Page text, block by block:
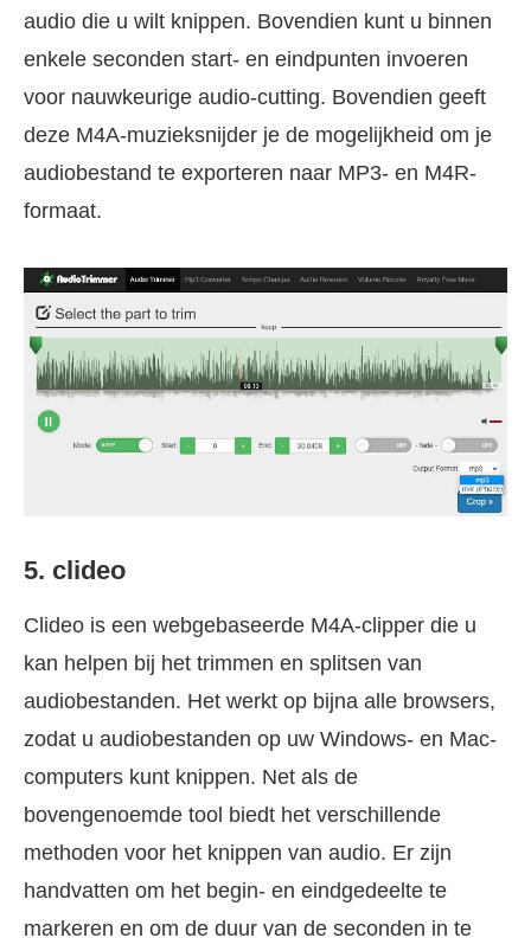
audio die u wilt knippen. Bovendien kunt u binnen
enkele seconden start- en eindpunten invoeren
voor nauwkeurige audio-cutting. Bovendien geeft
deze M4A-muzieksnijder je de mogelijkheid om je
audiobestand te exporteren naar MP3- en M4R-
formaat.
5. clideo
Clideo is een webgebaseerde M4A-clipper die u
kan helpen bij het trimmen en splitsen van
audiobestanden. Het werkt op bijna alle browsers,
zodat u audiobestanden op uw Windows- en Mac-
computers kunt knippen. Net als de
bovengenoemde tool biedt het verschillende
methoden voor het knippen van audio. Er zijn
handvatten om het begin- en eindgedeelte te
markeren en om de duur van de seconden in te